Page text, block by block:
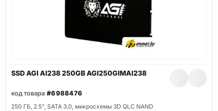
SSD AGI AI238 250GB AGI250GIMAI238
код товара #6988476
250 ГБ, 2.5", SATA 3.0, микросхемы 3D QLC NAND